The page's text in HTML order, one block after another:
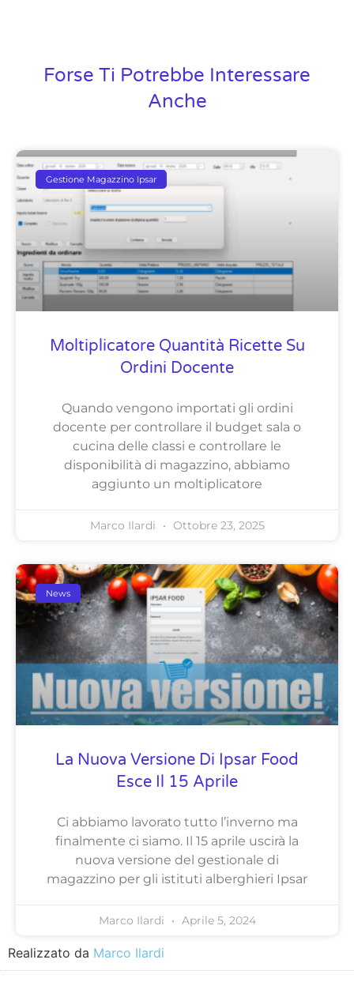
Forse Ti Potrebbe Interessare
Anche
Gestione Magazzino Ipsar
Moltiplicatore Quantità Ricette Su
Ordini Docente
Quando vengono importati gli ordini
docente per controllare il budget sala o
cucina delle classi e controllare le
disponibilità di magazzino, abbiamo
aggiunto un moltiplicatore
Marco Ilardi Ottobre 23, 2025
News
La Nuova Versione Di Ipsar Food
Esce Il 15 Aprile
Ci abbiamo lavorato tutto l’inverno ma
finalmente ci siamo. Il 15 aprile uscirà la
nuova versione del gestionale di
magazzino per gli istituti alberghieri Ipsar
Marco Ilardi Aprile 5, 2024
Realizzato da Marco Ilardi